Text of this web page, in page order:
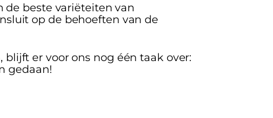
de beste variëteiten van
op de behoeften van de
er voor ons nog één taak over:
gedaan!